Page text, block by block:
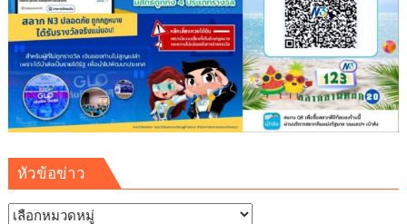
แห่ง
ศรัทธา
ใน
พระพุทธ
ศาสนา
หัวข้อข่าว
หัวข้อ